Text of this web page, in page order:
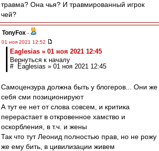
травма? Она чья? И травмированный игрок
чей?
TonyFox -
01 ноя 2021 12:52
Eaglesias » 01 ноя 2021 12:45
Вернуться к началу
# Eaglesias » 01 ноя 2021 12:45
Самоцензура должна быть у блогеров... Они же
себя сми позиционируют
А тут ее нет от слова совсем, и критика
перерастает в откровенное хамство и
оскорбления, в т.ч. и жены
Так что тут Леонид полностью прав, но не рожу
же ему бить, в цивилизации живем